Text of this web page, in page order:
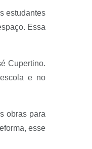
estudantes
Essa
Cupertino.
e no
obras para
esse